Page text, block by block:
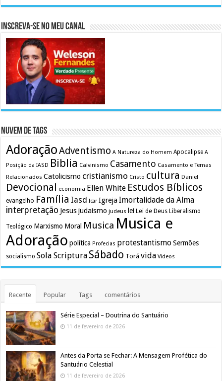
Inscreva-se no meu canal
Nuvem de Tags
AdoraçãoAdventismo A Natureza do Homem Apocalipse A
Posição da IASD Biblia Calvinismo Casamento Casamento e Temas
Relacionados Catolicismo cristianismo Cristo cultura Daniel
Devocional economia Ellen White Estudos Bíblicos
evangelho Família Iasd Icar Igreja Imortalidade da Alma
interpretação Jesusjudaismo judeus lei Lei de Deus Liberalismo
Teológico Marxismo Moral Musica Musica e
Adoração política Profecias protestantismo Sermões
socialismo Sola Scriptura Sábado Torá vida Videos
Recente Popular Tags comentários
Série Especial – Doutrina do Santuário
11 de fevereiro de 2026
Antes da Porta se Fechar: A Mensagem Profética do
Santuário Celestial
11 de fevereiro de 2026